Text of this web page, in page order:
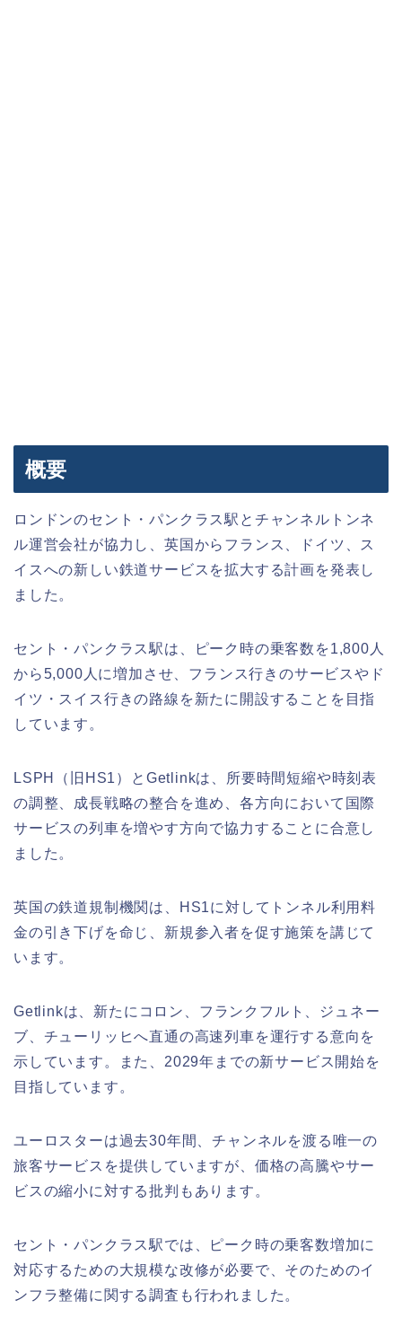
概要
ロンドンのセント・パンクラス駅とチャンネルトンネ
ル運営会社が協力し、英国からフランス、ドイツ、ス
イスへの新しい鉄道サービスを拡大する計画を発表し
ました。
セント・パンクラス駅は、ピーク時の乗客数を1,800人
から5,000人に増加させ、フランス行きのサービスやド
イツ・スイス行きの路線を新たに開設することを目指
しています。
LSPH（旧HS1）とGetlinkは、所要時間短縮や時刻表
の調整、成長戦略の整合を進め、各方向において国際
サービスの列車を増やす方向で協力することに合意し
ました。
英国の鉄道規制機関は、HS1に対してトンネル利用料
金の引き下げを命じ、新規参入者を促す施策を講じて
います。
Getlinkは、新たにコロン、フランクフルト、ジュネー
ブ、チューリッヒへ直通の高速列車を運行する意向を
示しています。また、2029年までの新サービス開始を
目指しています。
ユーロスターは過去30年間、チャンネルを渡る唯一の
旅客サービスを提供していますが、価格の高騰やサー
ビスの縮小に対する批判もあります。
セント・パンクラス駅では、ピーク時の乗客数増加に
対応するための大規模な改修が必要で、そのためのイ
ンフラ整備に関する調査も行われました。